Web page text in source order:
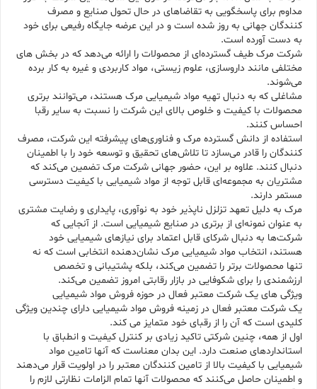
مداوم برای پاسخگویی به تقاضاهای در حال تحول صنایع و مصرف
کنندگان جهانی به روز شده است و در این عرضه جایگاه رفیعی برای خود
به دست آورده است.
شرکت مرک طیف گسترده‌ای از محصولات را ارائه می‌دهد که در بخش های
مختلفی مانند داروسازی، علوم زیستی، مواد کاربردی و غیره به کار برده
می‌شوند.
مشاغلی که به دنبال تهیه مواد شیمیایی مرک هستند، می‌توانند برتری
محصولات با کیفیت و خلوص بالای این شرکت را نسبت به سایر رقبا
احساس کنند.
استفاده از دانش گسترده مرک و فناوری‌های پیشرفته این شرکت، مصرف
کنندگان را قادر می‌سازد تا تلاش‌های تحقیق و توسعه خود را با اطمینان
دنبال کنند. علاوه بر این، حضور جهانی شرکت مرک تضمین می‌کند که
مشتریان به مجموعه‌ای قابل توجه از مواد شیمیایی با کیفیت دسترسی
مستمر دارند.
مرک به دلیل تعهد تزلزل ناپذیر خود به نوآوری، پایداری و رضایت مشتری
به عنوان نمونه‌ای از برتری در صنایع شیمیایی است. از آنجایی که
شرکت‌ها به دنبال شرکای قابل اعتماد برای نیازهای شیمیایی خود
هستند، انتخاب مواد شیمیایی مرک نشان‌دهنده انتخابی است که نه
تنها محصولات برتر را تضمین می‌کند، بلکه پشتیبانی و تخصص
ارزشمندی را برای شکوفایی در بازار رقابتی امروز تضمین می‌کند.
ویژگی های یک شرکت معتبر فعال در حوزه فروش مواد شیمیایی
یک شرکت معتبر فعال در زمینه فروش مواد شیمیایی دارای چندین ویژگی
کلیدی است که آن را از رقبای خود متمایز می کند.
اول از همه، چنین شرکتی تاکید زیادی بر کنترل کیفیت و انطباق با
استانداردهای صنعت دارد. این بدان معناست که آنها تامین مواد
شیمیایی با کیفیت بالا از تامین کنندگان معتبر را در اولویت قرار می‌دهند
و اطمینان حاصل می‌کنند که محصولات آنها تمام الزامات نظارتی لازم را